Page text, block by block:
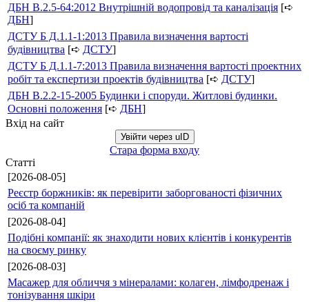
ДБН В.2.5-64:2012 Внутрішній водопровід та каналізація [➪
ДБН]
ДСТУ Б Д.1.1-1:2013 Правила визначення вартості
будівництва [➪ ДСТУ]
ДСТУ Б Д.1.1-7:2013 Правила визначення вартості проектних
робіт та експертизи проектів будівництва [➪ ДСТУ]
ДБН В.2.2-15-2005 Будинки і споруди. Житлові будинки.
Основні положення [➪ ДБН]
Вхід на сайт
Увійти через uID
Стара форма входу
Статті
[2026-08-05]
Реєстр боржників: як перевірити заборгованості фізичних
осіб та компаній
[2026-08-04]
Подібні компанії: як знаходити нових клієнтів і конкурентів
на своєму ринку
[2026-08-03]
Масажер для обличчя з мінералами: колаген, лімфодренаж і
тонізування шкіри